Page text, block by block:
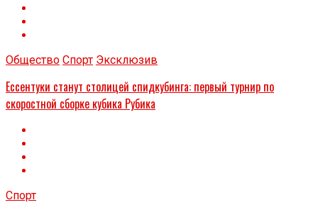
Общество Спорт Эксклюзив
Ессентуки станут столицей спидкубинга: первый турнир по
скоростной сборке кубика Рубика
Спорт